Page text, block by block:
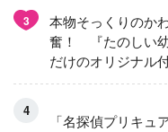
3
本物そっくりのか
奮！ 『たのしい幼
だけのオリジナル
くるせんたくき」
「名探偵プリキュ